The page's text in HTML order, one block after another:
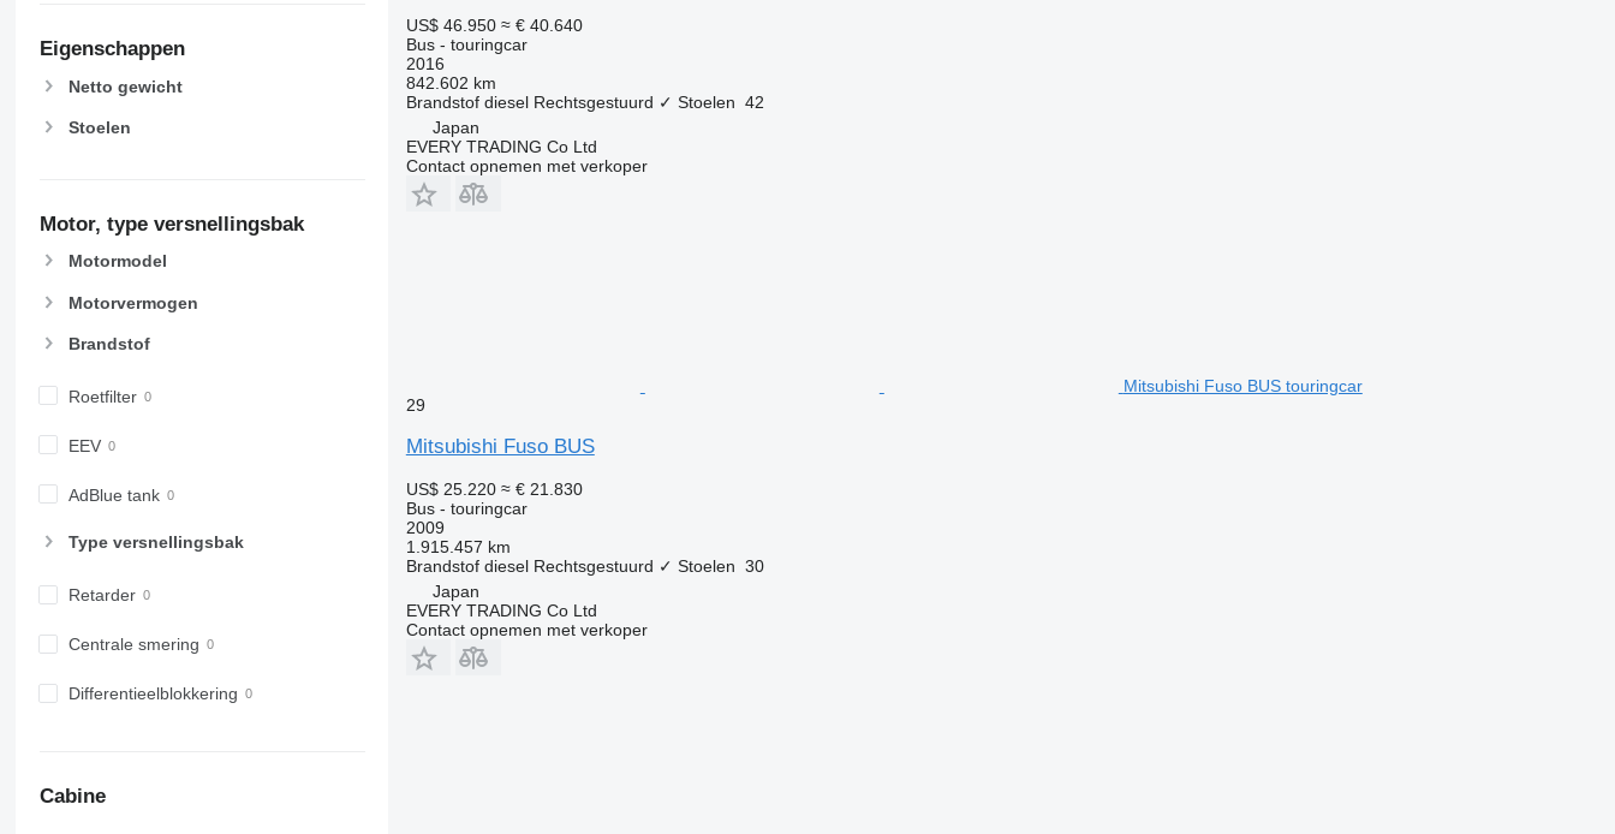
Eigenschappen
Netto gewicht
Stoelen
Motor, type versnellingsbak
Motormodel
Motorvermogen
Brandstof
Roetfilter
EEV
AdBlue tank
Type versnellingsbak
Retarder
Centrale smering
Differentieelblokkering
Cabine
US$ 46.950 ≈ € 40.640
Bus - touringcar
2016
842.602 km
Brandstof diesel Rechtsgestuurd ✓ Stoelen 42
Japan
EVERY TRADING Co Ltd
Contact opnemen met verkoper
Mitsubishi Fuso BUS touringcar
29
Mitsubishi Fuso BUS
US$ 25.220 ≈ € 21.830
Bus - touringcar
2009
1.915.457 km
Brandstof diesel Rechtsgestuurd ✓ Stoelen 30
Japan
EVERY TRADING Co Ltd
Contact opnemen met verkoper